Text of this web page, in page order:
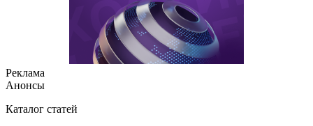
Реклама
Анонсы
Каталог статей